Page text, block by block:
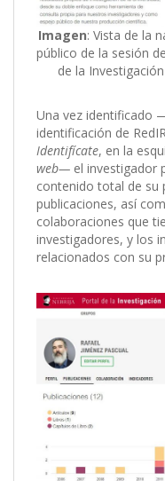
Imagen: Vista de la
público de la sesión
de la
Una vez identificado
identificación de
Identifícate, en la
web— el investigador
contenido total de su
publicaciones, así
colaboraciones que
investigadores, y los
relacionados con su